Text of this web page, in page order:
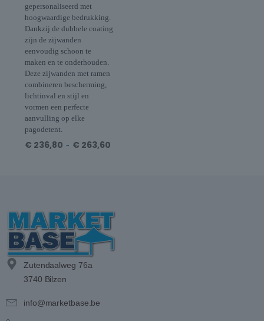
gepersonaliseerd met
hoogwaardige bedrukking.
Dankzij de dubbele coating
zijn de zijwanden
eenvoudig schoon te
maken en te onderhouden.
Deze zijwanden met ramen
combineren bescherming,
lichtinval en stijl en
vormen een perfecte
aanvulling op elke
pagodetent.
€ 236,80 - € 263,60
Zutendaalweg 76a
3740 Bilzen
info@marketbase.be